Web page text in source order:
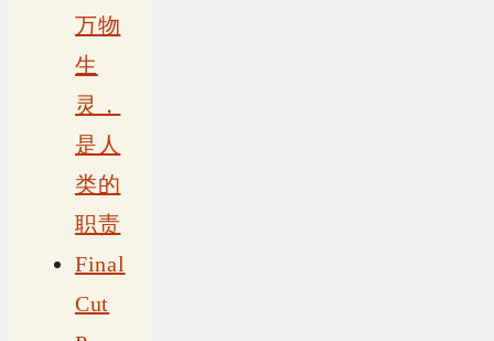
万物
生
灵，
是人
类的
职责
Final
Cut